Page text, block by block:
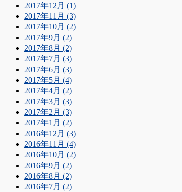
2017年12月 (1)
2017年11月 (3)
2017年10月 (2)
2017年9月 (2)
2017年8月 (2)
2017年7月 (3)
2017年6月 (3)
2017年5月 (4)
2017年4月 (2)
2017年3月 (3)
2017年2月 (3)
2017年1月 (2)
2016年12月 (3)
2016年11月 (4)
2016年10月 (2)
2016年9月 (2)
2016年8月 (2)
2016年7月 (2)